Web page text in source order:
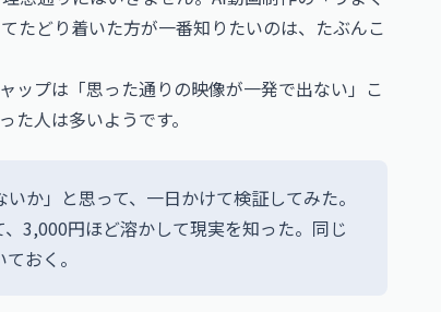
たどり着いた方が一番知りたいのは、たぶんこ
ップは「思った通りの映像が一発で出ない」こ
た人は多いようです。
か」と思って、一日かけて検証してみた。
3,000円ほど溶かして現実を知った。同じ
おく。